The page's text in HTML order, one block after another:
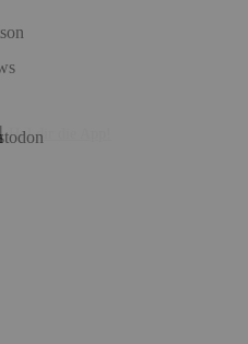
Hol dir die App!